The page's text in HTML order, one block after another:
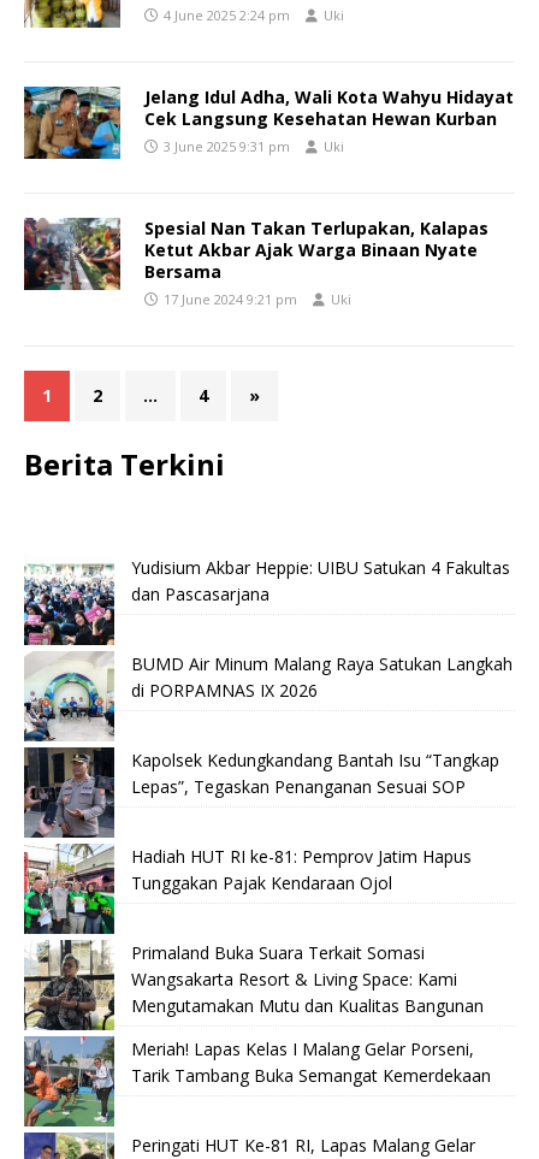
4 June 2025 2:24 pm Uki
Jelang Idul Adha, Wali Kota Wahyu Hidayat
Cek Langsung Kesehatan Hewan Kurban
3 June 2025 9:31 pm Uki
Spesial Nan Takan Terlupakan, Kalapas
Ketut Akbar Ajak Warga Binaan Nyate
Bersama
17 June 2024 9:21 pm Uki
1 2 … 4 »
Berita Terkini
Yudisium Akbar Heppie: UIBU Satukan 4 Fakultas
dan Pascasarjana
BUMD Air Minum Malang Raya Satukan Langkah
di PORPAMNAS IX 2026
Kapolsek Kedungkandang Bantah Isu “Tangkap
Lepas”, Tegaskan Penanganan Sesuai SOP
Hadiah HUT RI ke-81: Pemprov Jatim Hapus
Tunggakan Pajak Kendaraan Ojol
Primaland Buka Suara Terkait Somasi
Wangsakarta Resort & Living Space: Kami
Mengutamakan Mutu dan Kualitas Bangunan
Meriah! Lapas Kelas I Malang Gelar Porseni,
Tarik Tambang Buka Semangat Kemerdekaan
Peringati HUT Ke-81 RI, Lapas Malang Gelar